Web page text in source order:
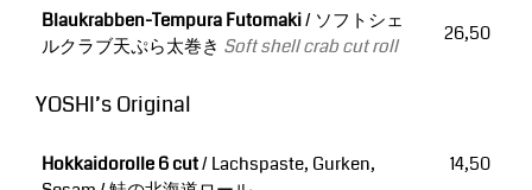
Blaukrabben-Tempura Futomaki/ ソフトシェ
ルクラブ天ぷら太巻き Soft shell crab cut roll 26,50
YOSHI’s Original
Hokkaidorolle 6 cut/ Lachspaste, Gurken,
14,50